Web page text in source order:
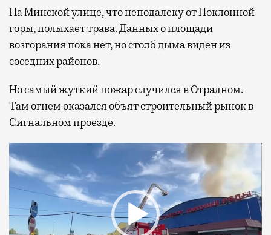
На Минской улице, что неподалеку от Поклонной
горы,полыхаеттрава. Данных о площади
возгорания пока нет, но столб дыма виден из
соседних районов.
Но самый жуткий пожар случился в Отрадном.
Там огнем оказался объят строительный рынок в
Сигнальном проезде.
Видеоплеер